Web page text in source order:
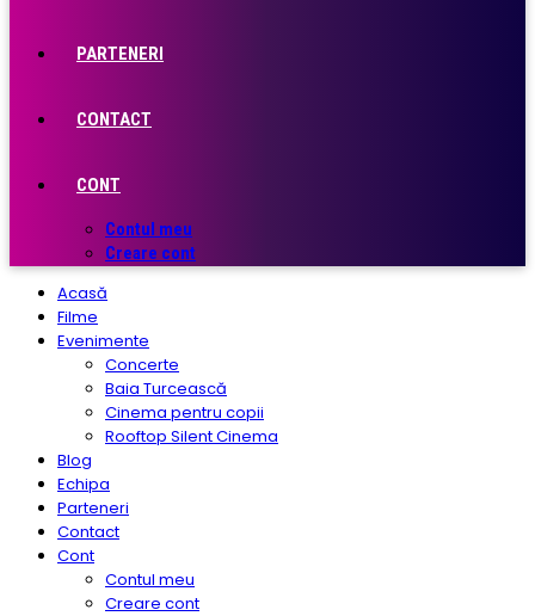
PARTENERI
CONTACT
CONT
Contul meu
Creare cont
Acasă
Filme
Evenimente
Concerte
Baia Turcească
Cinema pentru copii
Rooftop Silent Cinema
Blog
Echipa
Parteneri
Contact
Cont
Contul meu
Creare cont